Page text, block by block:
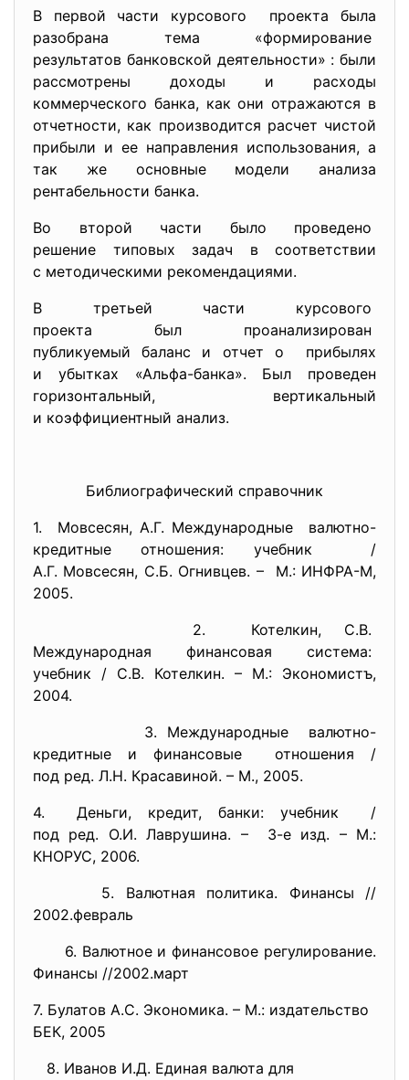
В первой части курсового проекта была
разобрана тема «формирование
результатов банковской деятельности» : были
рассмотрены доходы и расходы
коммерческого банка, как они отражаются в
отчетности, как производится расчет чистой
прибыли и ее направления использования, а
так же основные модели анализа
рентабельности банка.
Во второй части было проведено
решение типовых задач в соответствии
с методическими рекомендациями.
В третьей части курсового
проекта был проанализирован
публикуемый баланс и отчет о прибылях
и убытках «Альфа-банка». Был проведен
горизонтальный, вертикальный
и коэффициентный анализ.
Библиографический справочник
1. Мовсесян, А.Г. Международные валютно-
кредитные отношения: учебник /
А.Г. Мовсесян, С.Б. Огнивцев. – М.: ИНФРА-М,
2005.
2. Котелкин, С.В.
Международная финансовая система:
учебник / С.В. Котелкин. – М.: Экономистъ,
2004.
3. Международные валютно-
кредитные и финансовые отношения /
под ред. Л.Н. Красавиной. – М., 2005.
4. Деньги, кредит, банки: учебник /
под ред. О.И. Лаврушина. – 3-е изд. – М.:
КНОРУС, 2006.
5. Валютная политика. Финансы //
2002.февраль
6. Валютное и финансовое регулирование.
Финансы //2002.март
7. Булатов А.С. Экономика. – М.: издательство
БЕК, 2005
8. Иванов И.Д. Единая валюта для